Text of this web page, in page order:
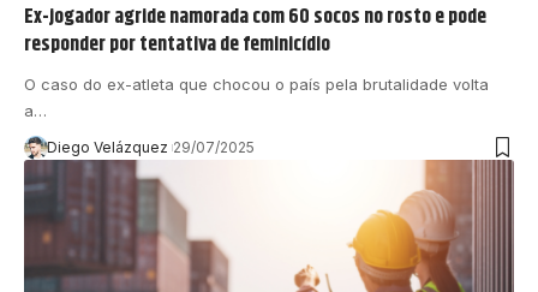
Ex-jogador agride namorada com 60 socos no rosto e pode
responder por tentativa de feminicídio
O caso do ex-atleta que chocou o país pela brutalidade volta
a…
Diego Velázquez 29/07/2025